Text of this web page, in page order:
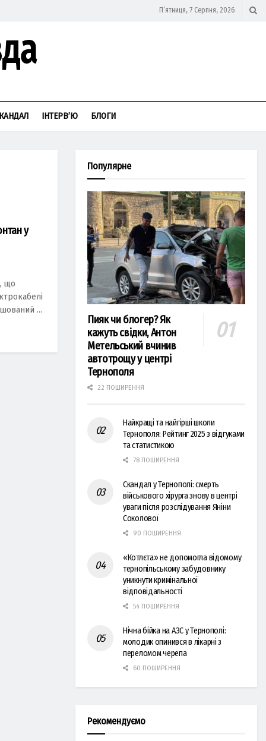
П’ятниця, 7 Серпня, 2026
ІНТЕРВ’Ю БЛОГИ
у
що
...
Популярне
Пияк чи блогер? Як
кажуть свідки, Антон
Метельський вчинив
автотрощу у центрі
Тернополя
22 ПОШИРЕННЯ
Найкращі та найгірші школи
Тернополя: Рейтинг 2025 з відгуками
та статистикою
78 ПОШИРЕННЯ
Скандал у Тернополі: смерть
військового хірурга знову в центрі
уваги після розслідування Яніни
Соколової
90 ПОШИРЕННЯ
«Котлєта» не допомогла відомому
тернопільському забудовнику
уникнути кримінальної
відповідальності
54 ПОШИРЕННЯ
Нічна бійка на АЗС у Тернополі:
молодик опинився в лікарні з
переломом черепа
60 ПОШИРЕННЯ
Рекомендуємо